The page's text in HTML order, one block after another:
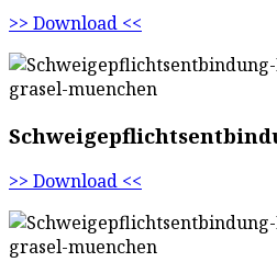
>> Download <<
>> Download <<